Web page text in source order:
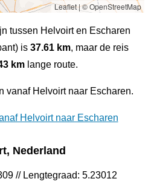
Leaflet|© OpenStreetMap
tussen Helvoirt en Escharen
is 37.61 km, maar de reis
kmlange route.
vanaf Helvoirt naar Escharen.
Helvoirt naar Escharen
Nederland
// Lengtegraad: 5.23012